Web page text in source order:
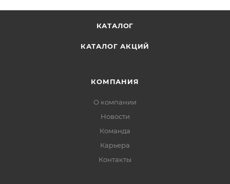
КАТАЛОГ
КАТАЛОГ АКЦИЙ
КОМПАНИЯ
О компании
Новости
Команда
Карьера
Контакты